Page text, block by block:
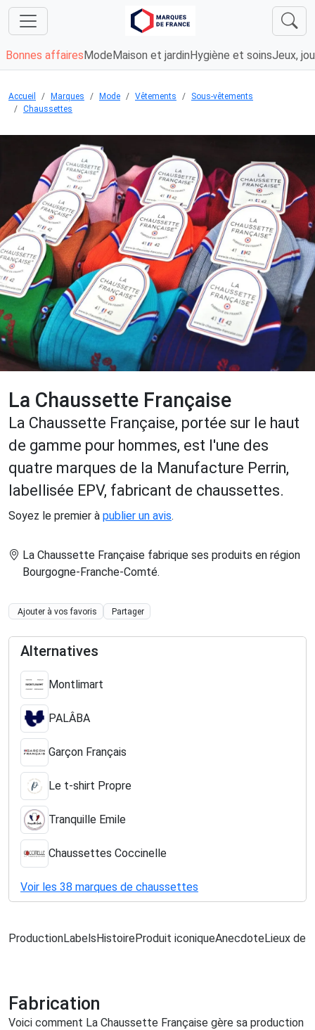
Bonnes affaires Mode Maison et jardin Hygiène et soinsJeux,
Accueil Marques Mode Vêtements
Sous-vêtements
Chaussettes
Chargement...
La Chaussette Française
La Chaussette Française, portée sur le haut
de gamme pour hommes, est l'une des
quatre marques de la Manufacture Perrin,
labellisée EPV, fabricant de chaussettes.
Soyez le premier à publier un avis.
La Chaussette Française fabrique ses produits en région
Bourgogne-Franche-Comté.
Ajouter à vos favoris Partager
Alternatives
Montlimart
PALÂBA
Garçon Français
Le t-shirt Propre
Tranquille Emile
Chaussettes Coccinelle
Voir les 38 marques de chaussettes
ProductionLabelsHistoireProduit iconiqueAnecdoteLieux de
Fabrication
Voici comment La Chaussette Française gère sa production